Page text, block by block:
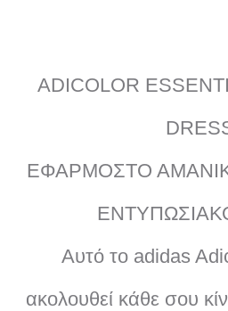
ADICOLOR
ΕΦΑΡΜΟΣΤΟ
Αυτό το adidas
ακολουθεί κάθε σου